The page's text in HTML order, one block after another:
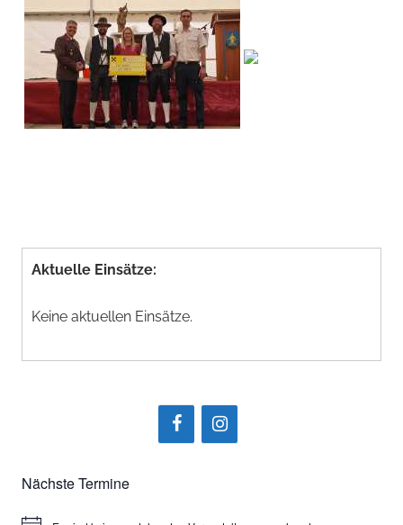
Aktuelle Einsätze:
Keine aktuellen Einsätze.
Nächste Termine